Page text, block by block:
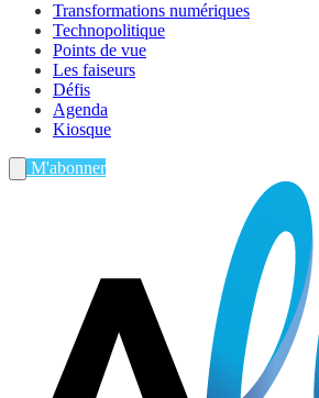
Transformations numériques
Technopolitique
Points de vue
Les faiseurs
Défis
Agenda
Kiosque
M'abonner